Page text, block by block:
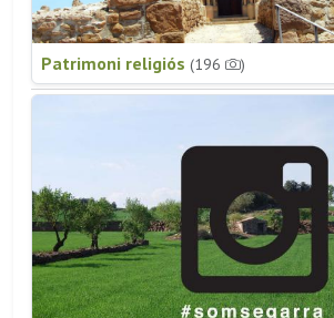
Patrimoni religiós (196 )